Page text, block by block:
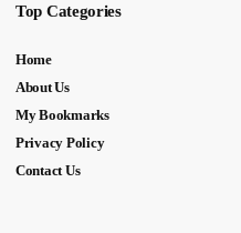
Top Categories
Home
About Us
My Bookmarks
Privacy Policy
Contact Us